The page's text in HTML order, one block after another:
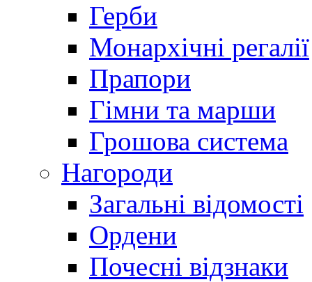
Герби
Монархічні регалії
Прапори
Гімни та марши
Грошова система
Нагороди
Загальні відомості
Ордени
Почесні відзнаки